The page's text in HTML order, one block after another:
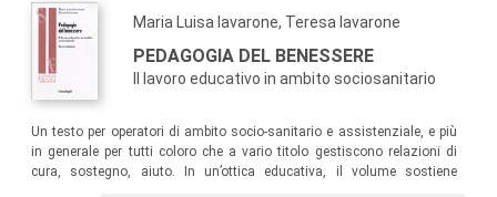
Maria Luisa Iavarone, Teresa Iavarone
PEDAGOGIA DEL BENESSERE
Il lavoro educativo in ambito sociosanitario
Un testo per operatori di ambito socio-sanitario e assistenziale, e più
in generale per tutti coloro che a vario titolo gestiscono relazioni di
cura, sostegno, aiuto. In un’ottica educativa, il volume sostiene